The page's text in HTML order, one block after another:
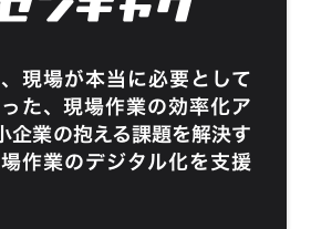
現場が本当に必要として
た、現場作業の効率化ア
企業の抱える課題を解決す
作業のデジタル化を支援